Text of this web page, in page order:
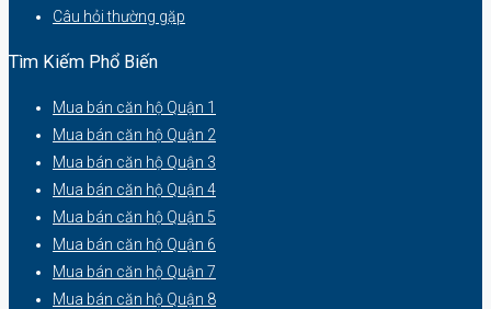
Câu hỏi thường gặp
Tìm Kiếm Phổ Biến
Mua bán căn hộ Quận 1
Mua bán căn hộ Quận 2
Mua bán căn hộ Quận 3
Mua bán căn hộ Quận 4
Mua bán căn hộ Quận 5
Mua bán căn hộ Quận 6
Mua bán căn hộ Quận 7
Mua bán căn hộ Quận 8